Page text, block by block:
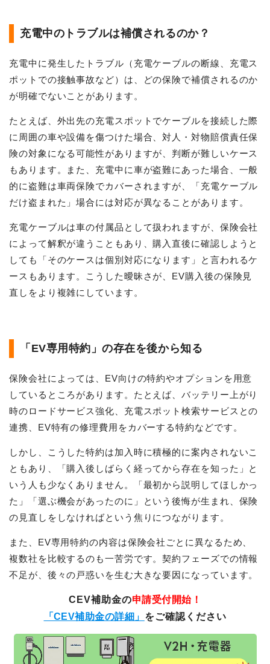
充電中のトラブルは補償されるのか？
充電中に発生したトラブル（充電ケーブルの断線、充電ス
ポットでの接触事故など）は、どの保険で補償されるのか
が明確でないことがあります。
たとえば、外出先の充電スポットでケーブルを接続した際
に周囲の車や設備を傷つけた場合、対人・対物賠償責任保
険の対象になる可能性がありますが、判断が難しいケース
もあります。また、充電中に車が盗難にあった場合、一般
的に盗難は車両保険でカバーされますが、「充電ケーブル
だけ盗まれた」場合には対応が異なることがあります。
充電ケーブルは車の付属品として扱われますが、保険会社
によって解釈が違うこともあり、購入直後に確認しようと
しても「そのケースは個別対応になります」と言われるケ
ースもあります。こうした曖昧さが、EV購入後の保険見
直しをより複雑にしています。
「EV専用特約」の存在を後から知る
保険会社によっては、EV向けの特約やオプションを用意
しているところがあります。たとえば、バッテリー上がり
時のロードサービス強化、充電スポット検索サービスとの
連携、EV特有の修理費用をカバーする特約などです。
しかし、こうした特約は加入時に積極的に案内されないこ
ともあり、「購入後しばらく経ってから存在を知った」と
いう人も少なくありません。「最初から説明してほしかっ
た」「選ぶ機会があったのに」という後悔が生まれ、保険
の見直しをしなければという焦りにつながります。
また、EV専用特約の内容は保険会社ごとに異なるため、
複数社を比較するのも一苦労です。契約フェーズでの情報
不足が、後々の戸惑いを生む大きな要因になっています。
CEV補助金の申請受付開始！
「CEV補助金の詳細」 をご確認ください